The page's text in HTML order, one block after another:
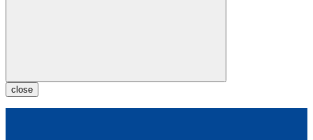
close